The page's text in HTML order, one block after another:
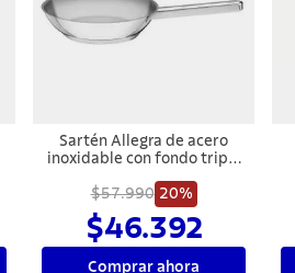
Sartén Allegra de acero
inoxidable con fondo triple
$57.990 20%
$46.392
Comprar ahora